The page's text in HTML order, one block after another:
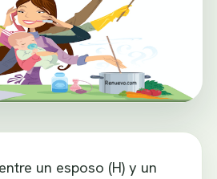
un esposo (H) y un